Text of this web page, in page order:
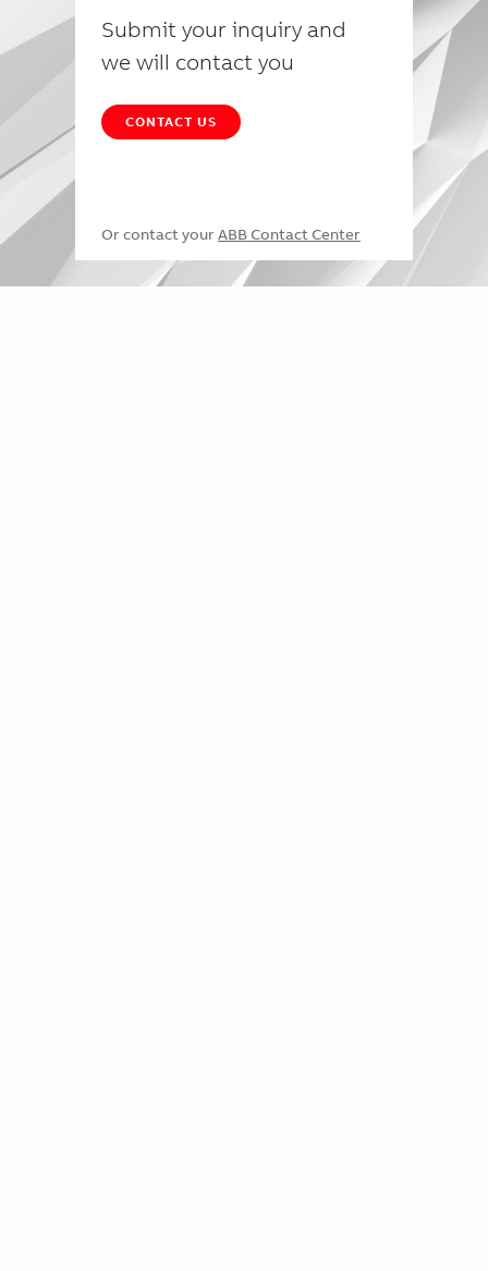
Submit your inquiry and
we will contact you
CONTACT US
Or contact your ABB Contact Center